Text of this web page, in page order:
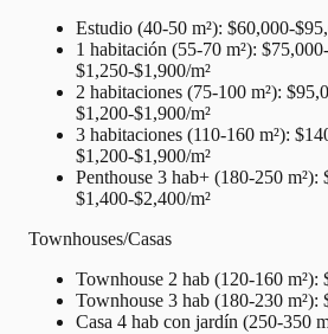
Estudio (40-50 m²): $60,000-
1 habitación (55-70 m²):
$1,250-$1,900/m²
2 habitaciones (75-100 m²):
$1,200-$1,900/m²
3 habitaciones (110-160 m²):
$1,200-$1,900/m²
Penthouse 3 hab+ (180-250 m²):
$1,400-$2,400/m²
Townhouses/Casas
Townhouse 2 hab (120-160 m²):
Townhouse 3 hab (180-230 m²):
Casa 4 hab con jardín (250-350